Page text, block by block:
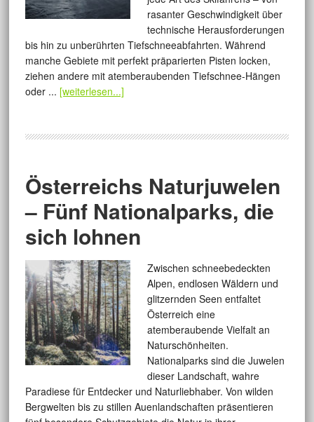
rasanter Geschwindigkeit über
technische Herausforderungen
bis hin zu unberührten Tiefschneeabfahrten. Während
manche Gebiete mit perfekt präparierten Pisten locken,
ziehen andere mit atemberaubenden Tiefschnee-Hängen
oder ... [weiterlesen...]
Österreichs Naturjuwelen
– Fünf Nationalparks, die
sich lohnen
Zwischen schneebedeckten
Alpen, endlosen Wäldern und
glitzernden Seen entfaltet
Österreich eine
atemberaubende Vielfalt an
Naturschönheiten.
Nationalparks sind die Juwelen
dieser Landschaft, wahre
Paradiese für Entdecker und Naturliebhaber. Von wilden
Bergwelten bis zu stillen Auenlandschaften präsentieren